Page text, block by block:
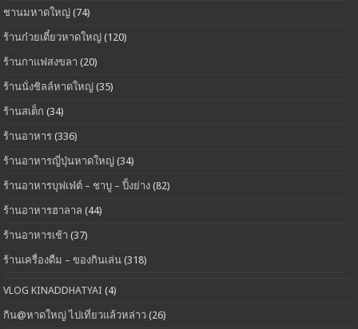
ชานมหาดใหญ่ (74)
ร้านก๋วยเตี๋ยวหาดใหญ่ (120)
ร้านกาแฟสงขลา (20)
ร้านนั่งชิลล์หาดใหญ่ (35)
ร้านสเต็ก (34)
ร้านอาหาร (336)
ร้านอาหารญี่ปุ่นหาดใหญ่ (34)
ร้านอาหารบุฟเฟ่ต์ – ชาบู – ปิ้งย่าง (82)
ร้านอาหารฮาลาล (44)
ร้านอาหารเช้า (37)
ร้านเครื่องดืม – ของกินเล่น (318)
VLOG KINADDHATYAI (4)
กิน@หาดใหญ่ ไปเที่ยวแล้วหล่าว (26)